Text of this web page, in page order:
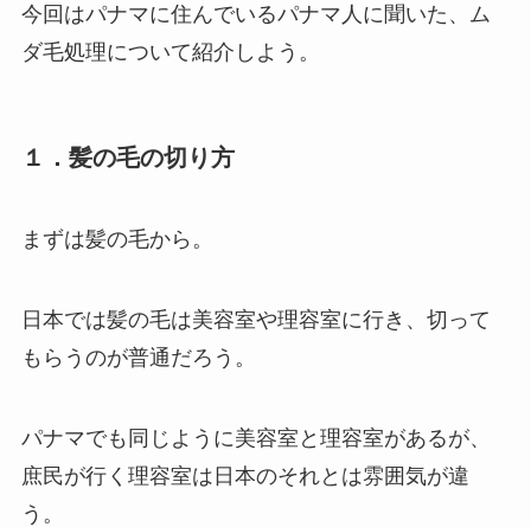
今回はパナマに住んでいるパナマ人に聞いた、ム
ダ毛処理について紹介しよう。
１．髪の毛の切り方
まずは髪の毛から。
日本では髪の毛は美容室や理容室に行き、切って
もらうのが普通だろう。
パナマでも同じように美容室と理容室があるが、
庶民が行く理容室は日本のそれとは雰囲気が違
う。